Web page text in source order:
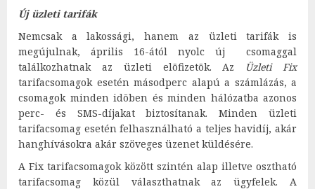
Új üzleti tarifák
Nemcsak a lakossági, hanem az üzleti tarifák is
megújulnak, április 16-ától nyolc új csomaggal
találkozhatnak az üzleti elõfizetõk. Az Üzleti Fix
tarifacsomagok esetén másodperc alapú a számlázás, a
csomagok minden idõben és minden hálózatba azonos
perc- és SMS-díjakat biztosítanak. Minden üzleti
tarifacsomag esetén felhasználható a teljes havidíj, akár
hanghívásokra akár szöveges üzenet küldésére.
A Fix tarifacsomagok között szintén alap illetve osztható
tarifacsomag közül választhatnak az ügyfelek. A